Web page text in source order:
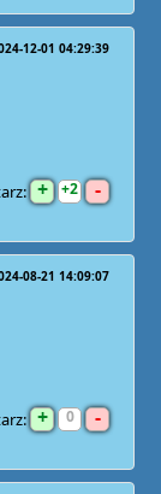
12-01 04:29:39
+ 2 -
08-21 14:09:07
+ 0 -